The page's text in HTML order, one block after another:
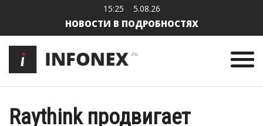
15:25 5.08.26
НОВОСТИ В ПОДРОБНОСТЯХ
Raythink продвигает